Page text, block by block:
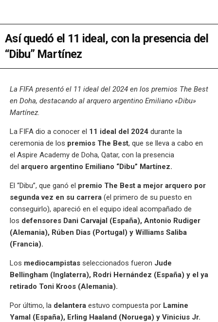
Así quedó el 11 ideal, con la presencia del
“Dibu” Martínez
La FIFA presentó el 11 ideal del 2024 en los premios The Best
en Doha, destacando al arquero argentino Emiliano «Dibu»
Martínez.
La FIFA dio a conocer el 11 ideal del 2024 durante la
ceremonia de los premios The Best, que se lleva a cabo en
el Aspire Academy de Doha, Qatar, con la presencia
del arquero argentino Emiliano “Dibu” Martínez.
El “Dibu”, que ganó el premio The Best a mejor arquero por
segunda vez en su carrera (el primero de su puesto en
conseguirlo), apareció en el equipo ideal acompañado de
los defensores Dani Carvajal (España), Antonio Rudiger
(Alemania), Rúben Dias (Portugal) y Williams Saliba
(Francia).
Los mediocampistas seleccionados fueron Jude
Bellingham (Inglaterra), Rodri Hernández (España) y el ya
retirado Toni Kroos (Alemania).
Por último, la delantera estuvo compuesta por Lamine
Yamal (España), Erling Haaland (Noruega) y Vinicius Jr.